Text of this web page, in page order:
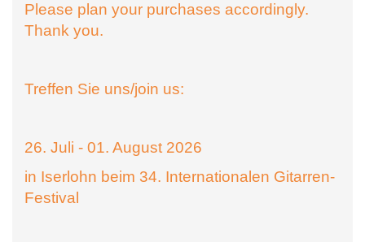
Please plan your purchases accordingly.
Thank you.
Treffen Sie uns/join us:
26. Juli - 01. August 2026
in Iserlohn beim 34. Internationalen Gitarren-
Festival